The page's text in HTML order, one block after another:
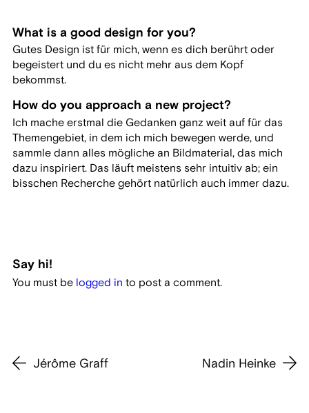
What is a good design for you?
Gutes Design ist für mich, wenn es dich berührt oder
begeistert und du es nicht mehr aus dem Kopf
bekommst.
How do you approach a new project?
Ich mache erstmal die Gedanken ganz weit auf für das
Themengebiet, in dem ich mich bewegen werde, und
sammle dann alles mögliche an Bildmaterial, das mich
dazu inspiriert. Das läuft meistens sehr intuitiv ab; ein
bisschen Recherche gehört natürlich auch immer dazu.
Say hi!
You must be logged in to post a comment.
Jérôme Graff Nadin Heinke